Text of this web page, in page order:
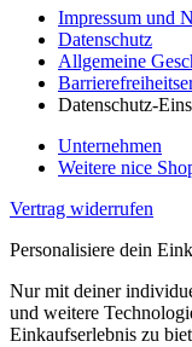
Impressum und
Datenschutz
Allgemeine
Datenschutz-
Unternehmen
Weitere nice
Vertrag widerrufen
Personalisiere dein
Nur mit deiner
und weitere
Einkaufserlebnis zu